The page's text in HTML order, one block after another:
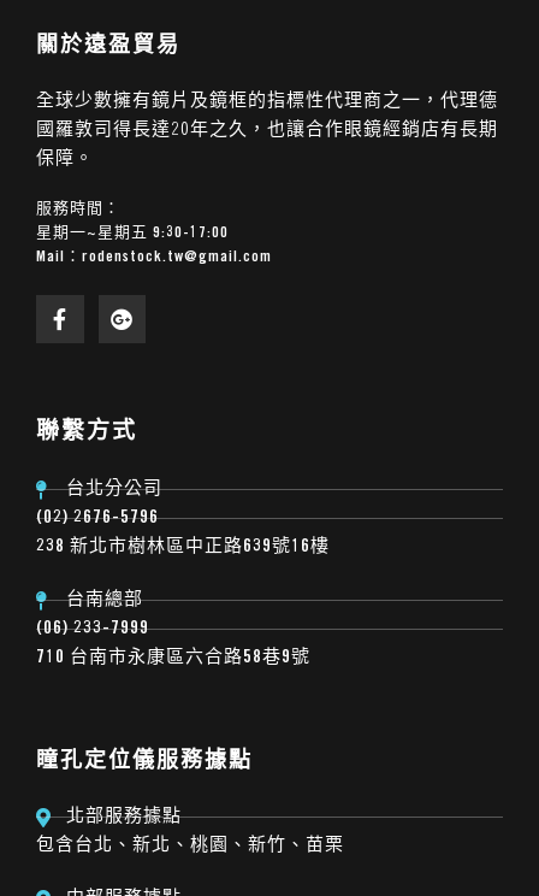
關於遠盈貿易
全球少數擁有鏡片及鏡框的指標性代理商之一，代理德
國羅敦司得長達20年之久，也讓合作眼鏡經銷店有長期
保障。
服務時間：
星期一~星期五 9:30-17:00
Mail： rodenstock.tw@gmail.com
聯繫方式
台北分公司
(02) 2676-5796
238 新北市樹林區中正路639號16樓
台南總部
(06) 233-7999
710 台南市永康區六合路58巷9號
瞳孔定位儀服務據點
北部服務據點
包含台北、新北、桃園、新竹、苗栗